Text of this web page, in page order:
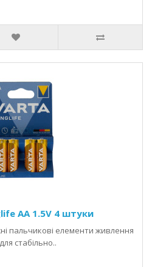
AA 1.5V 4 штуки
пальчикові елементи живлення
стабільно..